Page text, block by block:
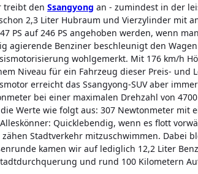
treibt den Ssangyong an - zumindest in der
2,3 Liter Hubraum und Vierzylinder mit
PS auf 246 PS angehoben werden, wenn
agierende Benziner beschleunigt den
wohlgemerkt. Mit 176 km/h
Niveau für ein Fahrzeug dieser Preis- und
erreicht das Ssangyong-SUV aber
bei einer maximalen Drehzahl von
Werte wie folgt aus: 307 Newtonmeter mit
Quicklebendig, wenn es flott
Stadtverkehr mitzuschwimmen. Dabei
kamen wir auf lediglich 12,2 Liter
und rund 100 Kilometern